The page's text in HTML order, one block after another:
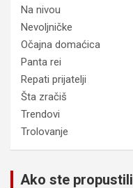
Na nivou
Nevoljničke
Očajna domaćica
Panta rei
Repati prijatelji
Šta zračiš
Trendovi
Trolovanje
Ako ste propustili